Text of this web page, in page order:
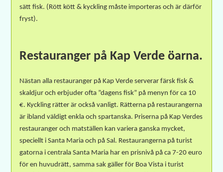
sätt fisk. (Rött kött & kyckling måste importeras och är därför
fryst).
Restauranger på Kap Verde öarna.
Nästan alla restauranger på Kap Verde serverar färsk fisk &
skaldjur och erbjuder ofta ”dagens fisk” på menyn för ca 10
€. Kyckling rätter är också vanligt. Rätterna på restaurangerna
är ibland väldigt enkla och spartanska. Priserna på Kap Verdes
restauranger och matställen kan variera ganska mycket,
speciellt i Santa Maria och på Sal. Restaurangerna på turist
gatorna i centrala Santa Maria har en prisnivå på ca 7-20 euro
för en huvudrätt, samma sak gäller för Boa Vista i turist